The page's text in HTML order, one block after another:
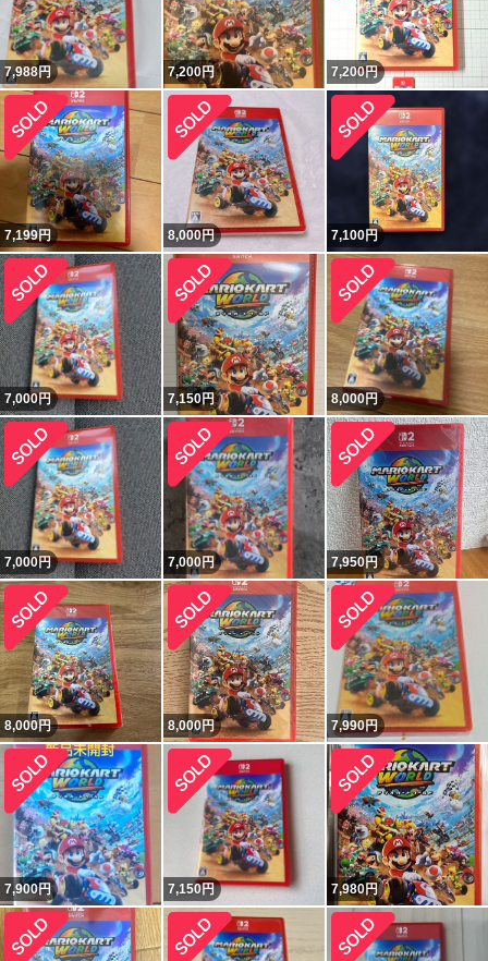
7,988円 7,200円 7,200円
7,199円 8,000円 7,100円
7,000円 7,150円 8,000円
7,000円 7,000円 7,950円
8,000円 8,000円 7,990円
7,900円 7,150円 7,980円